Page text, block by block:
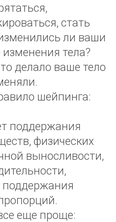
стать
ли ваши
тела?
делало ваше тело
шейпинга:
поддержания
физических
выносливости,
поддержания
еще проще: